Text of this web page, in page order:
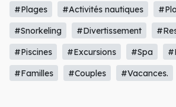
#Plages
#Activités nautiques
#Snorkeling
#Divertissement
#Piscines
#Excursions #Spa
#Familles
#Couples #Vacances.